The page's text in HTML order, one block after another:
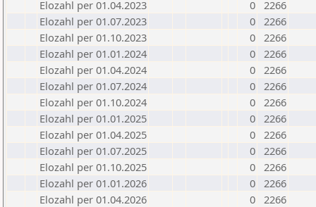
Elozahl per 01.04.2023
0 2266
Elozahl per 01.07.2023
0 2266
Elozahl per 01.10.2023
0 2266
Elozahl per 01.01.2024
0 2266
Elozahl per 01.04.2024
0 2266
Elozahl per 01.07.2024
0 2266
Elozahl per 01.10.2024
0 2266
Elozahl per 01.01.2025
0 2266
Elozahl per 01.04.2025
0 2266
Elozahl per 01.07.2025
0 2266
Elozahl per 01.10.2025
0 2266
Elozahl per 01.01.2026
0 2266
Elozahl per 01.04.2026
0 2266